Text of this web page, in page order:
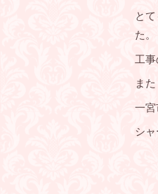
と
た。
工
ま
一
シ